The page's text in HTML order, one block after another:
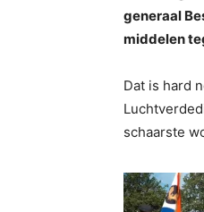
generaal
middelen
Dat is hard
schaarste